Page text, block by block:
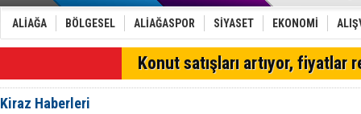
Menemen
Aliağa'da
Furkan
Chp
AK Parti
ALİAĞA BÖLGESEL ALİAĞASPOR SİYASET EKONOMİ
Konut satışları artıyor, fiyatlar
Kiraz Haberleri